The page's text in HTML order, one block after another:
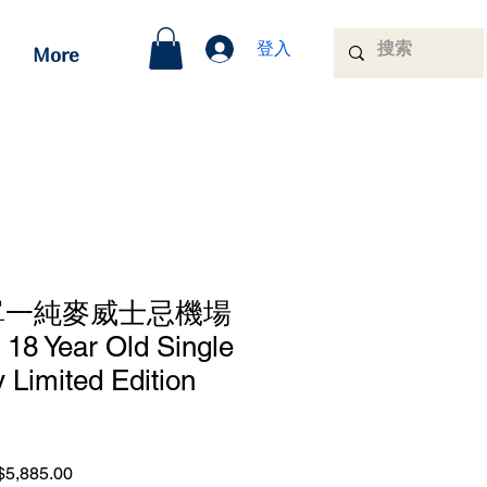
More 登入
純麥威士忌機場
Year Old Single
Limited Edition
Sale